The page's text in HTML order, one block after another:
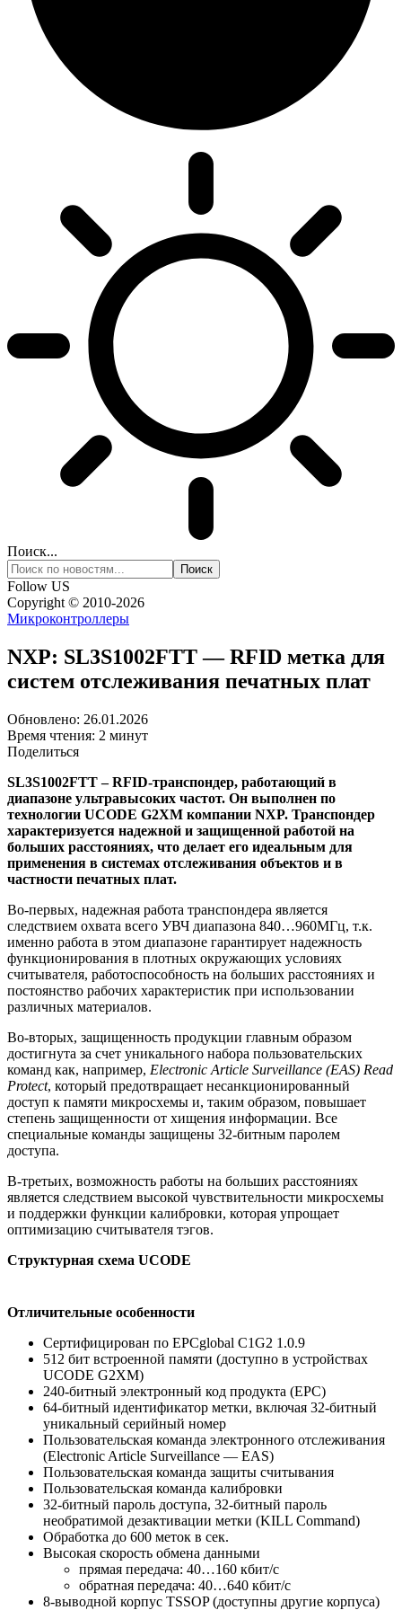
Поиск...
Follow US
Copyright © 2010-2026
Микроконтроллеры
NXP: SL3S1002FTT — RFID метка для
систем отслеживания печатных плат
Обновлено: 26.01.2026
Время чтения: 2 минут
Поделиться
SL3S1002FTT – RFID-транспондер, работающий в
диапазоне ультравысоких частот. Он выполнен по
технологии UCODE G2XM компании NXP. Транспондер
характеризуется надежной и защищенной работой на
больших расстояниях, что делает его идеальным для
применения в системах отслеживания объектов и в
частности печатных плат.
Во-первых, надежная работа транспондера является
следствием охвата всего УВЧ диапазона 840…960МГц, т.к.
именно работа в этом диапазоне гарантирует надежность
функционирования в плотных окружающих условиях
считывателя, работоспособность на больших расстояниях и
постоянство рабочих характеристик при использовании
различных материалов.
Во-вторых, защищенность продукции главным образом
достигнута за счет уникального набора пользовательских
команд как, например, Electronic Article Surveillance (EAS) Read
Protect, который предотвращает несанкционированный
доступ к памяти микросхемы и, таким образом, повышает
степень защищенности от хищения информации. Все
специальные команды защищены 32-битным паролем
доступа.
В-третьих, возможность работы на больших расстояниях
является следствием высокой чувствительности микросхемы
и поддержки функции калибровки, которая упрощает
оптимизацию считывателя тэгов.
Структурная схема UCODE
Отличительные особенности
Сертифицирован по EPCglobal C1G2 1.0.9
512 бит встроенной памяти (доступно в устройствах
UCODE G2XM)
240-битный электронный код продукта (EPC)
64-битный идентификатор метки, включая 32-битный
уникальный серийный номер
Пользовательская команда электронного отслеживания
(Electronic Article Surveillance — EAS)
Пользовательская команда защиты считывания
Пользовательская команда калибровки
32-битный пароль доступа, 32-битный пароль
необратимой дезактивации метки (KILL Command)
Обработка до 600 меток в сек.
Высокая скорость обмена данными
прямая передача: 40…160 кбит/с
обратная передача: 40…640 кбит/с
8-выводной корпус TSSOP (доступны другие корпуса)